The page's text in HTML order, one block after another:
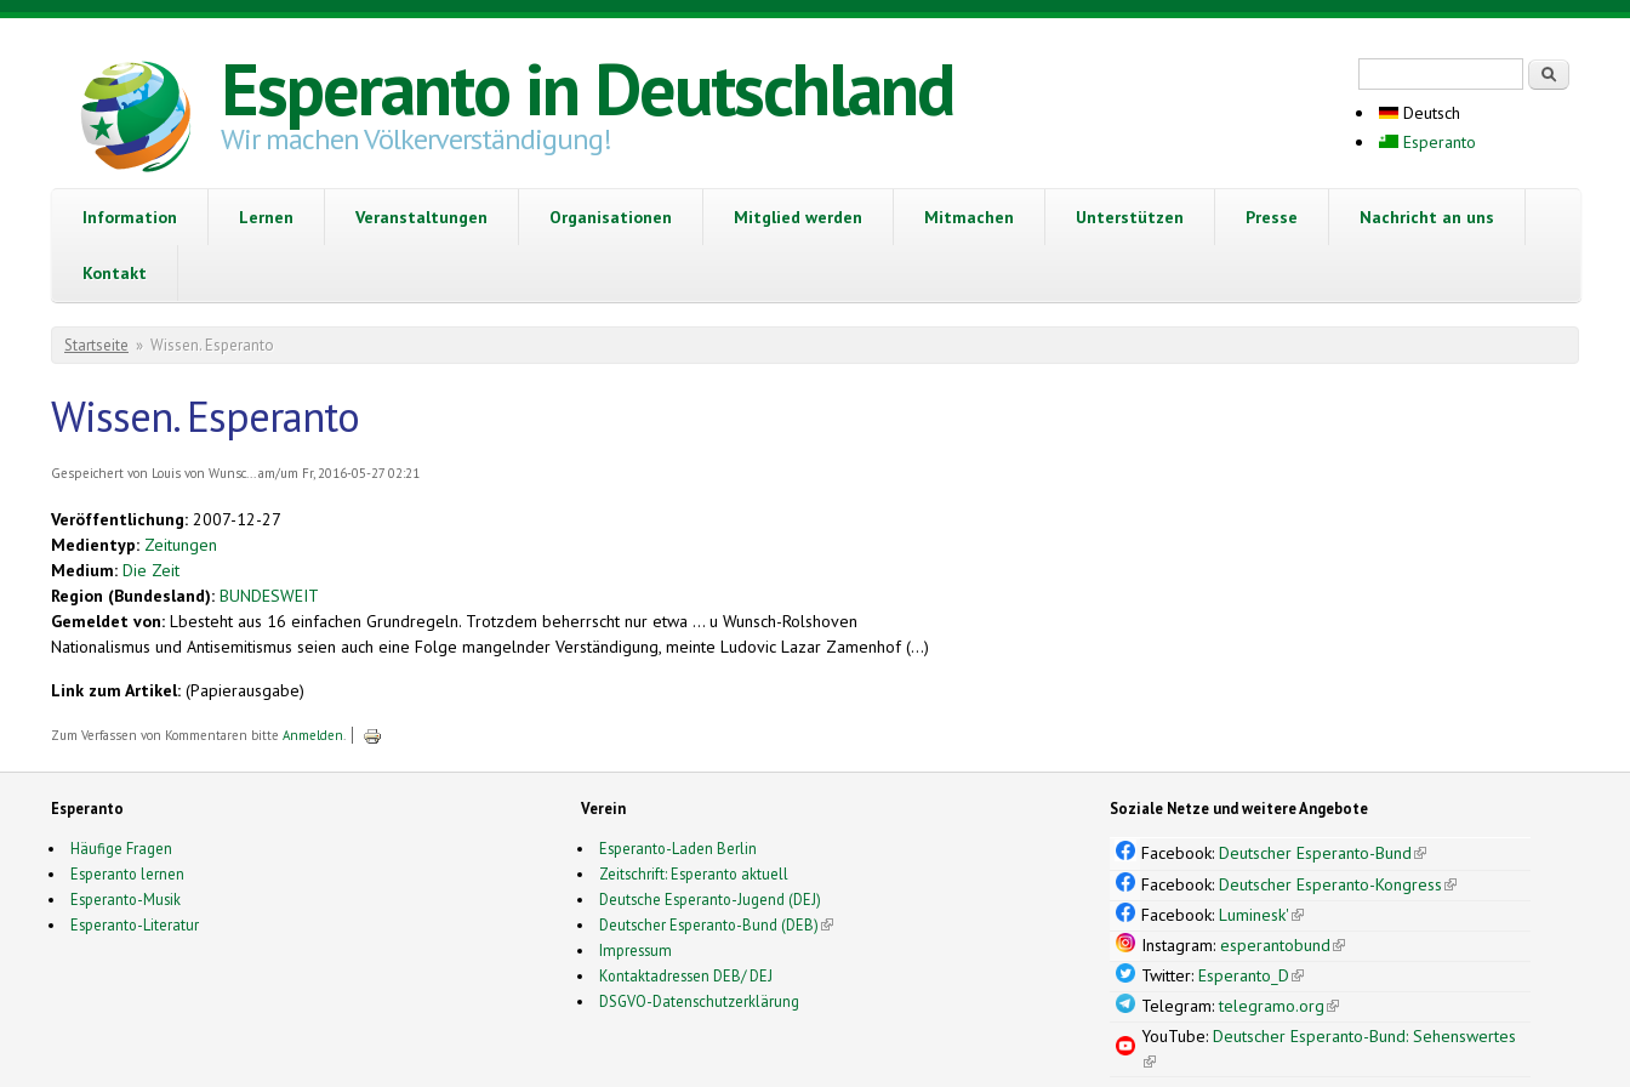
Direkt zum Inhalt
Esperanto in Deutschland
Wir machen Völkerverständigung!
Deutsch
Esperanto
Information Lernen Veranstaltungen Organisationen Mitglied werden Mitmachen Unterstützen Presse Nachricht an uns
Kontakt
Sie sind hier
Startseite » Wissen. Esperanto
Wissen. Esperanto
Gespeichert von Louis von Wunsc...am/um Fr, 2016-05-27 02:21
Veröffentlichung: 2007-12-27
Medientyp: Zeitungen
Medium: Die Zeit
Region (Bundesland): BUNDESWEIT
Gemeldet von: Lbesteht aus 16 einfachen Grundregeln. Trotzdem beherrscht nur etwa ... u Wunsch-Rolshoven
Nationalismus und Antisemitismus seien auch eine Folge mangelnder Verständigung, meinte Ludovic Lazar Zamenhof (...)
Link zum Artikel: (Papierausgabe)
Zum Verfassen von Kommentaren bitte Anmelden.
Esperanto
Häufige Fragen
Esperanto lernen
Esperanto-Musik
Esperanto-Literatur
Verein
Esperanto-Laden Berlin
Zeitschrift: Esperanto aktuell
Deutsche Esperanto-Jugend (DEJ)
Deutscher Esperanto-Bund (DEB)(link is external)
Impressum
Kontaktadressen DEB/ DEJ
DSGVO-Datenschutzerklärung
Soziale Netze und weitere Angebote
Facebook:Deutscher Esperanto-Bund(link is external)
Facebook:Deutscher Esperanto-Kongress(link is external)
Facebook:Luminesk'(link is external)
Instagram:esperantobund(link is external)
Twitter:Esperanto_D(link is external)
Telegram:telegramo.org(link is external)
YouTube:Deutscher Esperanto-Bund: Sehenswertes
(link is external)